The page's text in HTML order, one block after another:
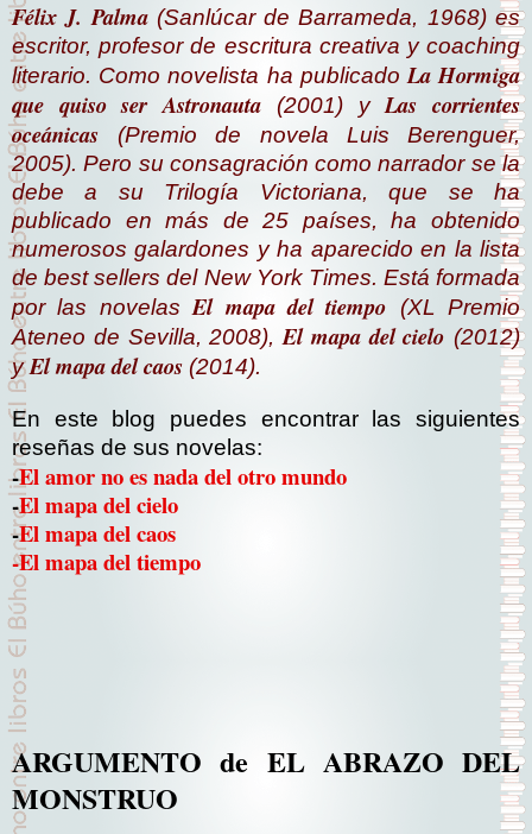
Félix J. Palma(Sanlúcar de Barrameda, 1968) es
escritor, profesor de escritura creativa y coaching
literario. Como novelista ha publicado La Hormiga
que quiso ser Astronauta (2001) y Las corrientes
oceánicas
(Premio de novela Luis Berenguer,
2005). Pero su consagración como narrador se la
debe a su Trilogía Victoriana, que se ha
publicado en más de 25 países, ha obtenido
numerosos galardones y ha aparecido en la lista
de best sellers del New York Times. Está formada
por las novelasEl mapa del tiempo
(XL Premio
Ateneo de Sevilla, 2008), El mapa del cielo (2012)
yEl mapa del caos (2014).
En este blog puedes encontrar las siguientes
reseñas de sus novelas:
-El amor no es nada del otro mundo
-El mapa del cielo
-El mapa del caos
-El mapa del tiempo
ARGUMENTO de EL ABRAZO DEL
MONSTRUO